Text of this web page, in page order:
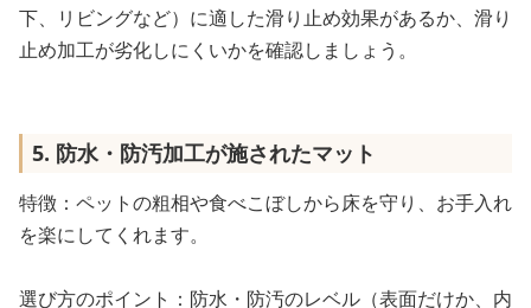
下、リビングなど）に適した滑り止め効果があるか、滑り
止め加工が劣化しにくいかを確認しましょう。
5. 防水・防汚加工が施されたマット
特徴：ペットの粗相や食べこぼしから床を守り、お手入れ
を楽にしてくれます。
選び方のポイント：防水・防汚のレベル（表面だけか、内